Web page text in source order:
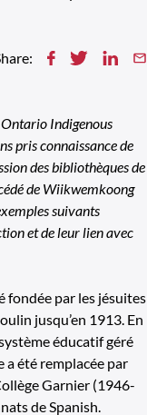
Indigenous
pris connaissance de
des bibliothèques de
de Wiikwemkoong
suivants
et de leur lien avec
fondée par les jésuites
jusqu’en 1913. En
éducatif géré
a été remplacée par
Garnier (1946-
de Spanish.